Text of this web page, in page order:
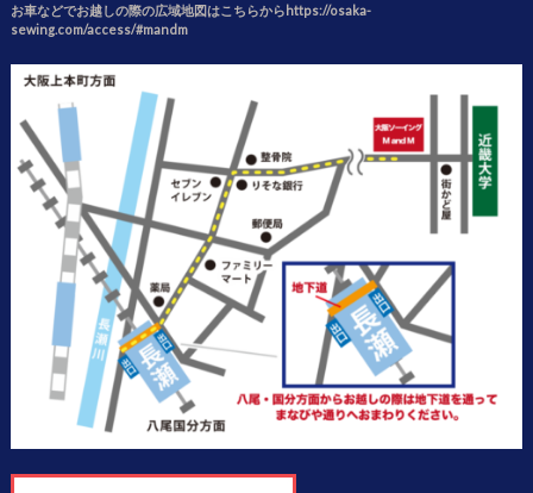
お車などでお越しの際の広域地図はこちらからhttps://osaka-
sewing.com/access/#mandm